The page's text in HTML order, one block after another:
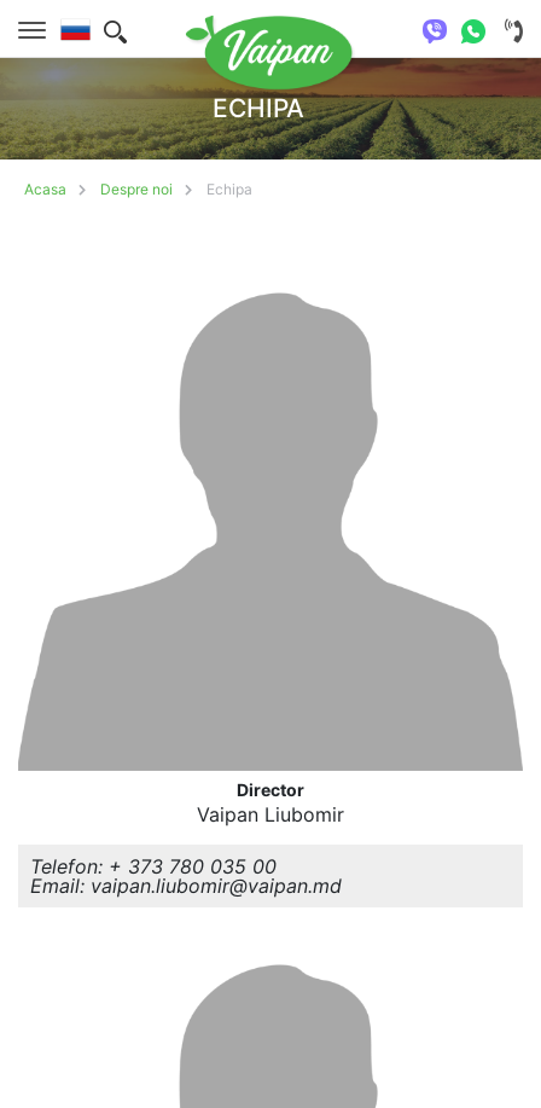
ECHIPA
Acasa Despre noi Echipa
Director
Vaipan Liubomir
Telefon: + 373 780 035 00
Email: vaipan.liubomir@vaipan.md